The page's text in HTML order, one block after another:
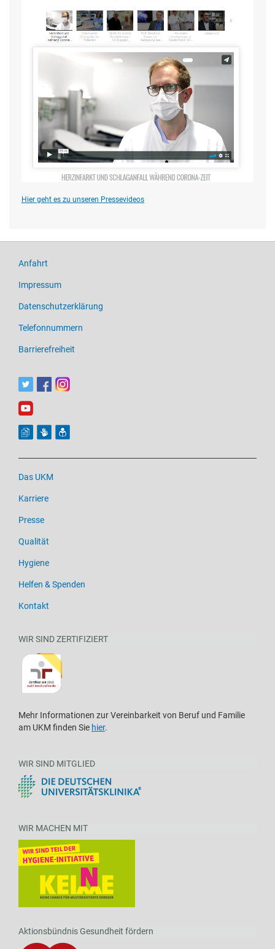
Hier geht es zu unseren Pressevideos
Anfahrt
Impressum
Datenschutzerklärung
Telefonnummern
Barrierefreiheit
Das UKM
Karriere
Presse
Qualität
Hygiene
Helfen & Spenden
Kontakt
WIR SIND ZERTIFIZIERT
Mehr Informationen zur Vereinbarkeit von Beruf und Familie
am UKM finden Sie hier.
WIR SIND MITGLIED
WIR MACHEN MIT
Aktionsbündnis Gesundheit fördern